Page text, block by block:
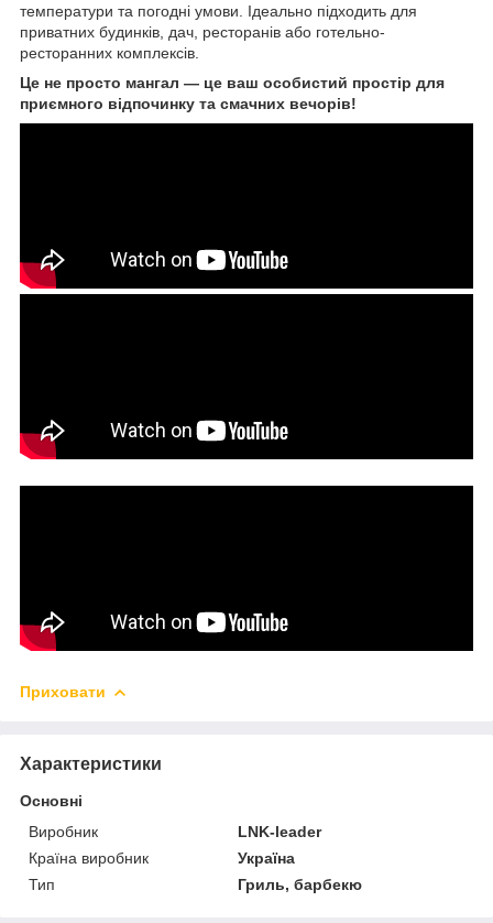
температури та погодні умови. Ідеально підходить для
приватних будинків, дач, ресторанів або готельно-
ресторанних комплексів.
Це не просто мангал — це ваш особистий простір для
приємного відпочинку та смачних вечорів!
Приховати
Характеристики
Основні
Виробник
LNK-leader
Країна виробник
Україна
Тип
Гриль, барбекю